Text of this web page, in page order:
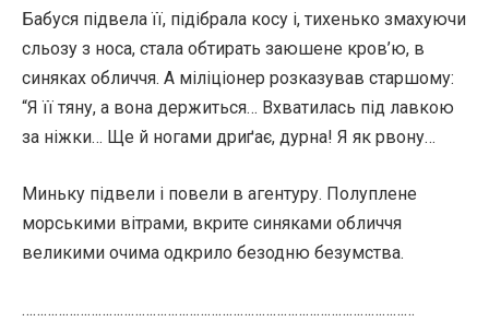
Бабуся підвела її, підібрала косу і, тихенько змахуючи
сльозу з носа, стала обтирать заюшене кров’ю, в
синяках обличчя. А міліціонер розказував старшому:
“Я її тяну, а вона держиться… Вхватилась під лавкою
за ніжки… Ще й ногами дриґає, дурна! Я як рвону…
Миньку підвели і повели в агентуру. Полуплене
морськими вітрами, вкрите синяками обличчя
великими очима одкрило безодню безумства.
………………………………………………………………………………………………